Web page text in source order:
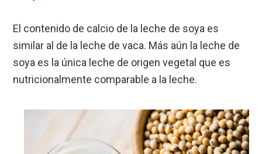
El contenido de calcio de la leche de soya es
similar al de la leche de vaca. Más aún la leche de
soya es la única leche de origen vegetal que es
nutricionalmente comparable a la leche.